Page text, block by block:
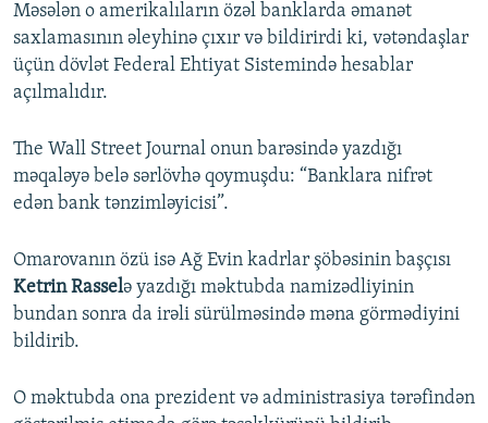
Məsələn o amerikalıların özəl banklarda əmanət
saxlamasının əleyhinə çıxır və bildirirdi ki, vətəndaşlar
üçün dövlət Federal Ehtiyat Sistemində hesablar
açılmalıdır.
The Wall Street Journal onun barəsində yazdığı
məqaləyə belə sərlövhə qoymuşdu: “Banklara nifrət
edən bank tənzimləyicisi”.
Omarovanın özü isə Ağ Evin kadrlar şöbəsinin başçısı
Ketrin Rasselə yazdığı məktubda namizədliyinin
bundan sonra da irəli sürülməsində məna görmədiyini
bildirib.
O məktubda ona prezident və administrasiya tərəfindən